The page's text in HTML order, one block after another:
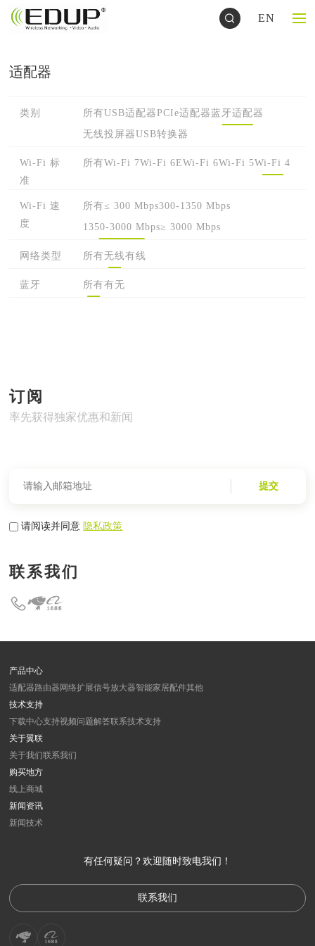
EN
适配器
类别 所有USB适配器PCIe适配器蓝牙适配器
无线投屏器USB转换器
Wi-Fi 标
准
所有Wi-Fi 7Wi-Fi 6EWi-Fi 6Wi-Fi 5Wi-Fi 4
Wi-Fi 速
度
所有≤ 300 Mbps300-1350 Mbps
1350-3000 Mbps≥ 3000 Mbps
网络类型 所有 无线有线
蓝牙 所有有 无
订阅
率先获得独家优惠和新闻
提交
请阅读并同意隐私政策
联系我们
产品中心
适配器路由器 网络扩展信号放大器智能家居配件其他
技术支持
下载中心支持视频问题解答联系技术支持
关于翼联
关于我们联系我们
购买地方
线上商城
新闻资讯
新闻技术
有任何疑问？欢迎随时致电我们！
联系我们